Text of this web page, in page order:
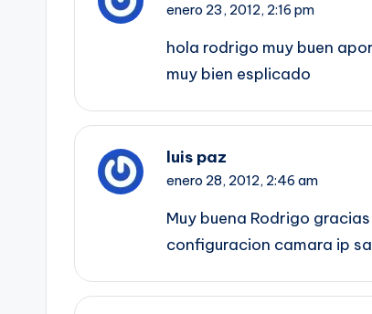
enero 23, 2012, 2:16 pm
hola rodrigo muy buen
muy bien esplicado
luis paz
enero 28, 2012, 2:46 am
Muy buena Rodrigo
configuracion camara ip